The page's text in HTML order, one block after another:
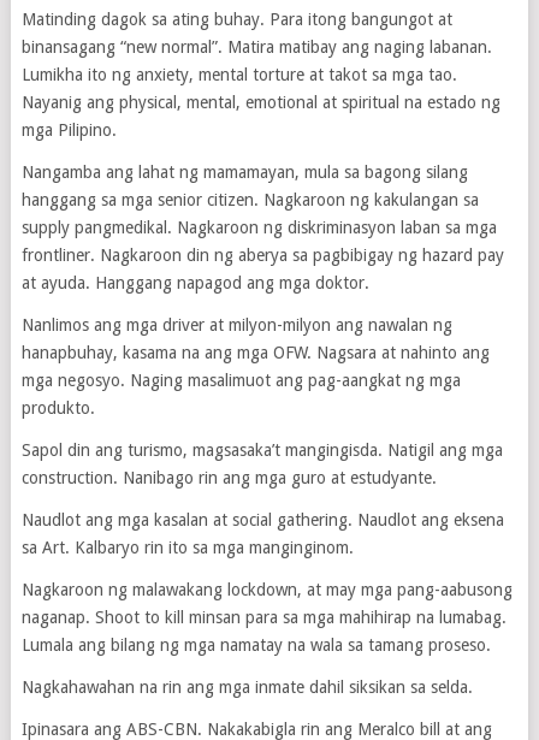
Matinding dagok sa ating buhay. Para itong bangungot at
binansagang “new normal”. Matira matibay ang naging labanan.
Lumikha ito ng anxiety, mental torture at takot sa mga tao.
Nayanig ang physical, mental, emotional at spiritual na estado ng
mga Pilipino.
Nangamba ang lahat ng mamamayan, mula sa bagong silang
hanggang sa mga senior citizen. Nagkaroon ng kakulangan sa
supply pangmedikal. Nagkaroon ng diskriminasyon laban sa mga
frontliner. Nagkaroon din ng aberya sa pagbibigay ng hazard pay
at ayuda. Hanggang napagod ang mga doktor.
Nanlimos ang mga driver at milyon-milyon ang nawalan ng
hanapbuhay, kasama na ang mga OFW. Nagsara at nahinto ang
mga negosyo. Naging masalimuot ang pag-aangkat ng mga
produkto.
Sapol din ang turismo, magsasaka’t mangingisda. Natigil ang mga
construction. Nanibago rin ang mga guro at estudyante.
Naudlot ang mga kasalan at social gathering. Naudlot ang eksena
sa Art. Kalbaryo rin ito sa mga manginginom.
Nagkaroon ng malawakang lockdown, at may mga pang-aabusong
naganap. Shoot to kill minsan para sa mga mahihirap na lumabag.
Lumala ang bilang ng mga namatay na wala sa tamang proseso.
Nagkahawahan na rin ang mga inmate dahil siksikan sa selda.
Ipinasara ang ABS-CBN. Nakakabigla rin ang Meralco bill at ang